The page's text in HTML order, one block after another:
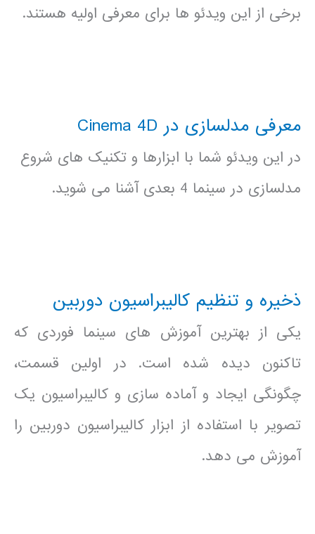
برخی از این ویدئو ها برای معرفی اولیه هستند.
معرفی مدلسازی در Cinema 4D
در این ویدئو شما با ابزارها و تکنیک های شروع
مدلسازی در سینما 4 بعدی آشنا می شوید.
ذخیره و تنظیم کالیبراسیون دوربین
یکی از بهترین آموزش های سینما فوردی که
تاکنون دیده شده است. در اولین قسمت،
چگونگی ایجاد و آماده سازی و کالیبراسیون یک
تصویر با استفاده از ابزار کالیبراسیون دوربین را
آموزش می دهد.